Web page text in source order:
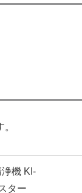
機 KI-
ター